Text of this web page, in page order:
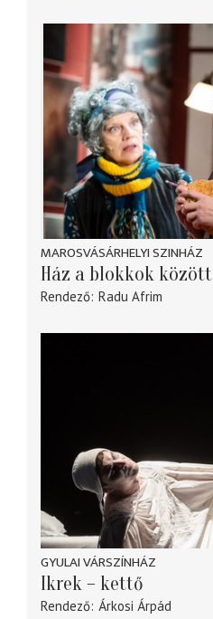
MAROSVÁSÁRHELYI SZINHÁZ
Ház a blokkok között
Rendező Radu Afrim
GYULAI VÁRSZÍNHÁZ
Ikrek – kettő
Rendező Árkosi Árpád